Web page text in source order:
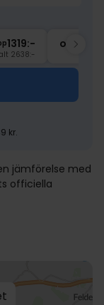
1319:-
2638:-
okt
kr.
jämförelse med
officiella